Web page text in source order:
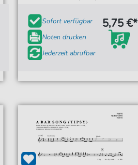
Sofort verfügbar
Noten drucken
Jederzeit abrufbar
5,75 €*